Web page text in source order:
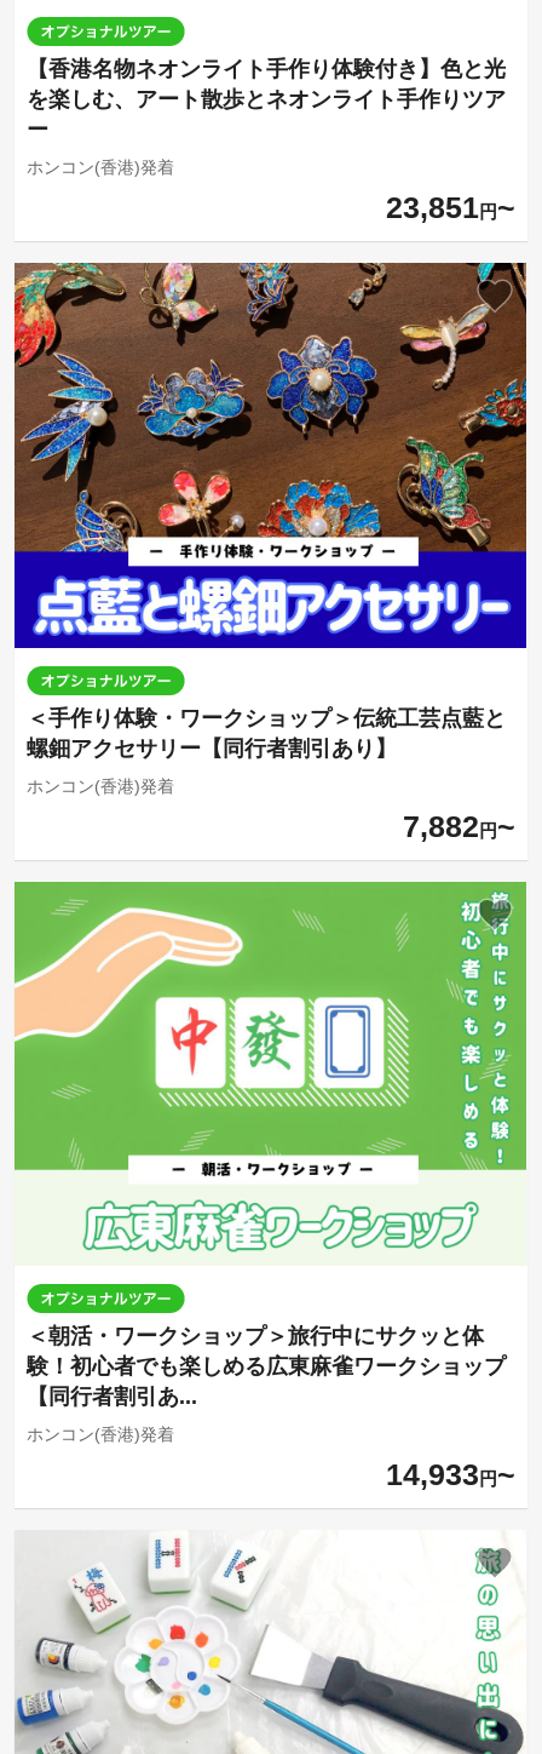
【香港名物ネオンライト手作り体験付き】色と光
を楽しむ、アート散歩とネオンライト手作りツア
ー
ホンコン(香港)発着
23,851円
＜手作り体験・ワークショップ＞伝統工芸点藍と
螺鈿アクセサリー【同行者割引あり】
ホンコン(香港)発着
7,882 円
＜朝活・ワークショップ＞旅行中にサクッと体
験！初心者でも楽しめる広東麻雀ワークショップ
【同行者割引あ...
ホンコン(香港)発着
14,933 円